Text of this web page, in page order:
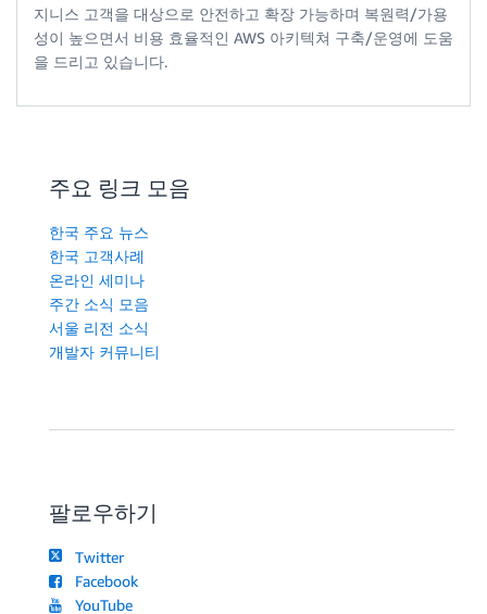
지니스 고객을 대상으로 안전하고 확장 가능하며 복원력/가용
성이 높으면서 비용 효율적인 AWS 아키텍쳐 구축/운영에 도움
을 드리고 있습니다.
주요 링크 모음
한국 주요 뉴스
한국 고객사례
온라인 세미나
주간 소식 모음
서울 리전 소식
개발자 커뮤니티
팔로우하기
Twitter
Facebook
YouTube